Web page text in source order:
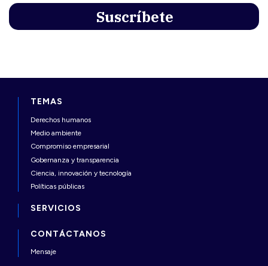
TEMAS
Derechos humanos
Medio ambiente
Compromiso empresarial
Gobernanza y transparencia
Ciencia, innovación y tecnología
Políticas públicas
SERVICIOS
CONTÁCTANOS
Mensaje